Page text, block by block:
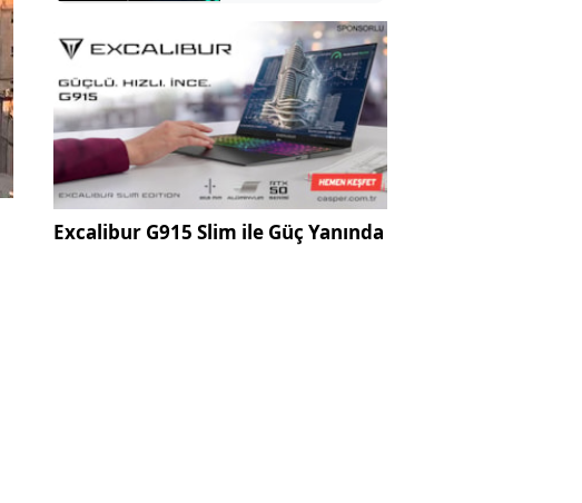
Excalibur G915 Slim ile Güç Yanında